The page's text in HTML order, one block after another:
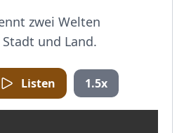
zwei Welten
und Land.
Listen 1.5x